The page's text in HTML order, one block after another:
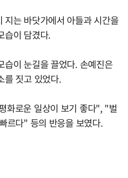
지는 바닷가에서 아들과 시간을
습이 담겼다.
습이 눈길을 끌었다. 손예진은
를 짓고 있었다.
화로운 일상이 보기 좋다", "벌
르다" 등의 반응을 보였다.